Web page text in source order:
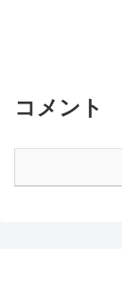
コメント